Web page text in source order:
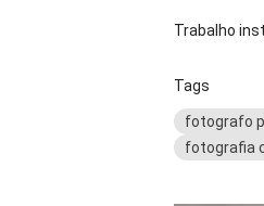
Trabalho
Tags
fotografo
fotografia